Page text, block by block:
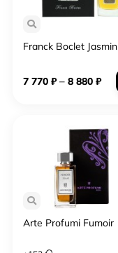
Franck Boclet Jasmin
7 770 ₽– 8 880 ₽
Arte Profumi Fumoir